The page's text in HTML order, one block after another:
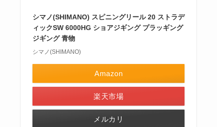
シマノ(SHIMANO) スピニングリール 20 ストラデ
ィックSW 6000HG ショアジギング プラッギング
ジギング 青物
シマノ(SHIMANO)
Amazon
楽天市場
メルカリ